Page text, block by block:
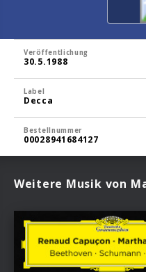
Veröffentlichung
30.5.1988
Label
Decca
Bestellnummer
00028941684127
Weitere Musik von